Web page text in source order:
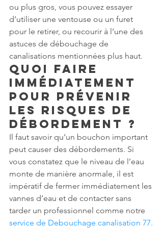
ou plus gros, vous pouvez essayer
d’utiliser une ventouse ou un furet
pour le retirer, ou recourir à l’une des
astuces de débouchage de
canalisations mentionnées plus haut.
Quoi faire
immédiatement
pour prévenir
les risques de
débordement ?
Il faut savoir qu’un bouchon important
peut causer des débordements. Si
vous constatez que le niveau de l’eau
monte de manière anormale, il est
impératif de fermer immédiatement les
vannes d’eau et de contacter sans
tarder un professionnel comme notre
service de Debouchage canalisation 77.